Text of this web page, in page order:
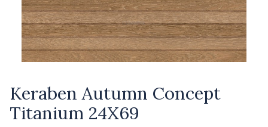
Keraben Autumn Concept
Titanium 24X69